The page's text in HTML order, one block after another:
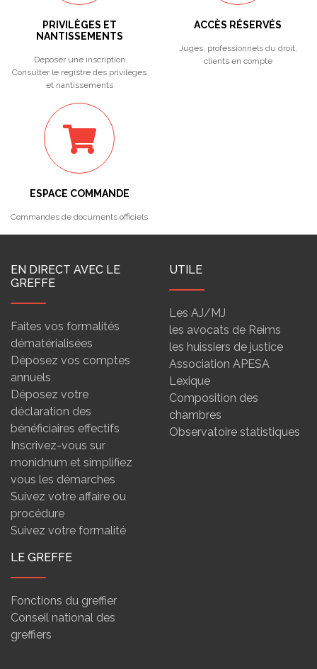
PRIVILÈGES ET
NANTISSEMENTS
Déposer une inscription
Consulter le registre des privilèges
et nantissements
ACCÈS RÉSERVÉS
Juges, professionnels du droit,
clients en compte
ESPACE COMMANDE
Commandes de documents officiels
EN DIRECT AVEC LE
GREFFE
Faites vos formalités
dématérialisées
Déposez vos comptes
annuels
Déposez votre
déclaration des
bénéficiaires effectifs
Inscrivez-vous sur
monidnum et simplifiez
vous les démarches
Suivez votre affaire ou
procédure
Suivez votre formalité
UTILE
Les AJ/MJ
les avocats de Reims
les huissiers de justice
Association APESA
Lexique
Composition des
chambres
Observatoire statistiques
LE GREFFE
Fonctions du greffier
Conseil national des
greffiers